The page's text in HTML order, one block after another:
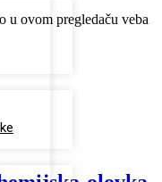
u ovom pregledaču veba